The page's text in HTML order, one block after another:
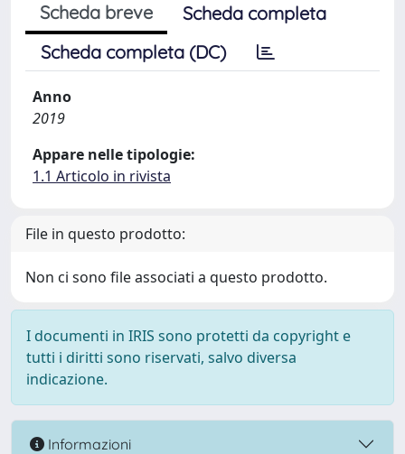
Scheda breve
Scheda completa
Scheda completa (DC)
Anno
2019
Appare nelle tipologie:
1.1 Articolo in rivista
File in questo prodotto:
Non ci sono file associati a questo prodotto.
I documenti in IRIS sono protetti da copyright e
tutti i diritti sono riservati, salvo diversa
indicazione.
Informazioni